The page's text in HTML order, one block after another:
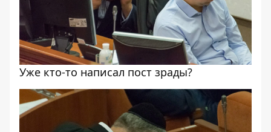
Уже кто-то написал пост зрады?